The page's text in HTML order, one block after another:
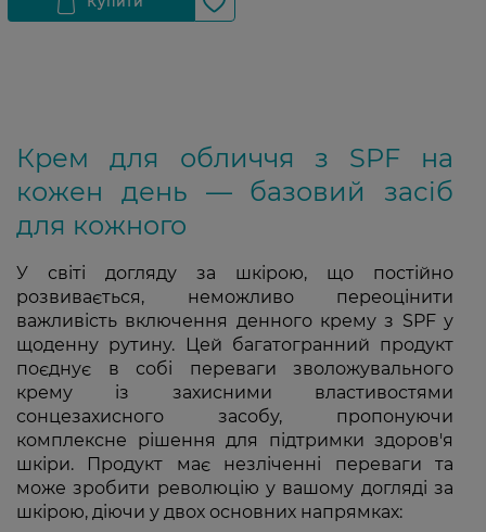
Крем для обличчя з SPF на
кожен день ― базовий засіб
для кожного
У світі догляду за шкірою, що постійно
розвивається, неможливо переоцінити
важливість включення денного крему з SPF у
щоденну рутину. Цей багатогранний продукт
поєднує в собі переваги зволожувального
крему із захисними властивостями
сонцезахисного засобу, пропонуючи
комплексне рішення для підтримки здоров'я
шкіри. Продукт має незліченні переваги та
може зробити революцію у вашому догляді за
шкірою, діючи у двох основних напрямках: